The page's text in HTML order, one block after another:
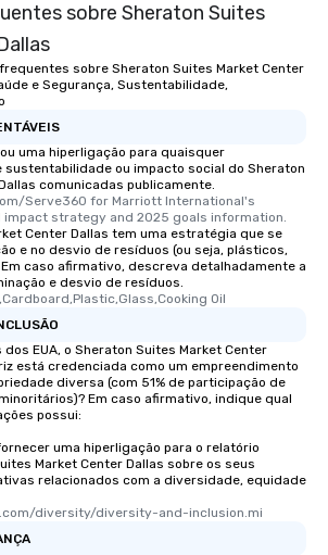
sobre Sheraton Suites
sobre Sheraton Suites Market Center
e Segurança, Sustentabilidade,
uma hiperligação para quaisquer
ou impacto social do Sheraton
comunicadas publicamente.
Serve360 for Marriott International's
impact strategy and 2025 goals information.
Center Dallas tem uma estratégia que se
e no desvio de resíduos (ou seja, plásticos,
caso afirmativo, descreva detalhadamente a
e desvio de resíduos.
Oil
EUA, o Sheraton Suites Market Center
está credenciada como um empreendimento
diversa (com 51% de participação de
Em caso afirmativo, indique qual
possui:
uma hiperligação para o relatório
Market Center Dallas sobre os seus
relacionados com a diversidade, equidade
diversity/diversity-and-inclusion.mi